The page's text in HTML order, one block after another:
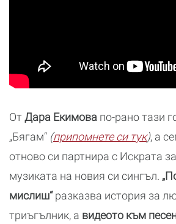
От Дара Екимова по-рано тази
„Бягам“ (припомнете си тук), а
отново си партнира с Искрата
музиката на новия си сингъл.
мислиш“разказва история за
триъгълник, а видеото към